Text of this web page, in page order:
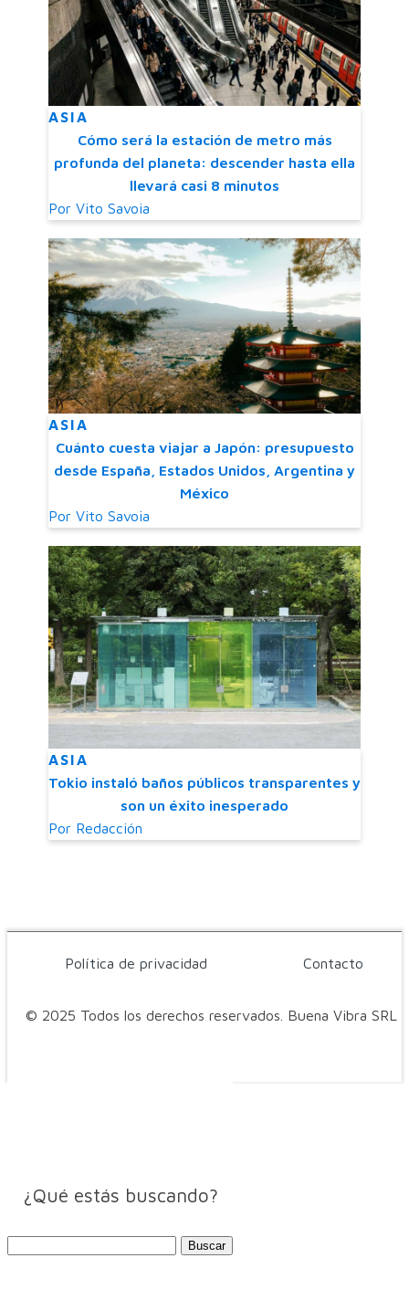
ASIA
Cómo será la estación de metro más
profunda del planeta: descender hasta ella
llevará casi 8 minutos
Por Vito Savoia
ASIA
Cuánto cuesta viajar a Japón: presupuesto
desde España, Estados Unidos, Argentina y
México
Por Vito Savoia
ASIA
Tokio instaló baños públicos transparentes y
son un éxito inesperado
Por Redacción
© 2025 Todos los derechos reservados. Buena Vibra SRL
Política de privacidad Contacto
¿Qué estás buscando?